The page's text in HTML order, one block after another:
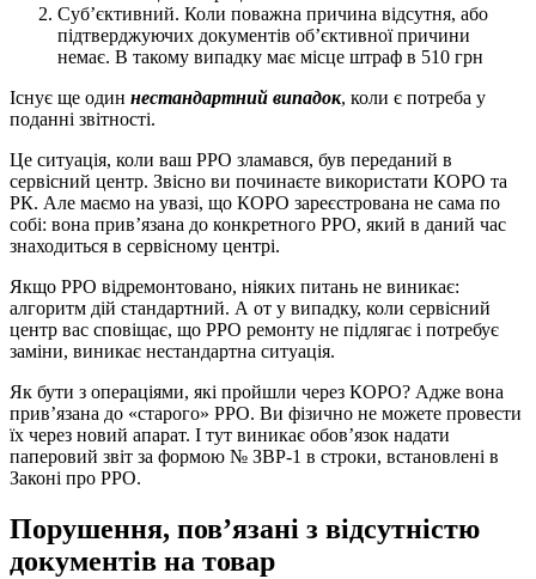
Суб’єктивний. Коли поважна причина відсутня, або
підтверджуючих документів об’єктивної причини
немає. В такому випадку має місце штраф в 510 грн
Існує ще один нестандартний випадок, коли є потреба у
поданні звітності.
Це ситуація, коли ваш РРО зламався, був переданий в
сервісний центр. Звісно ви починаєте використати КОРО та
РК. Але маємо на увазі, що КОРО зареєстрована не сама по
собі: вона прив’язана до конкретного РРО, який в даний час
знаходиться в сервісному центрі.
Якщо РРО відремонтовано, ніяких питань не виникає:
алгоритм дій стандартний. А от у випадку, коли сервісний
центр вас сповіщає, що РРО ремонту не підлягає і потребує
заміни, виникає нестандартна ситуація.
Як бути з операціями, які пройшли через КОРО? Адже вона
прив’язана до «старого» РРО. Ви фізично не можете провести
їх через новий апарат. І тут виникає обов’язок надати
паперовий звіт за формою № ЗВР-1 в строки, встановлені в
Законі про РРО.
Порушення, пов’язані з відсутністю
документів на товар